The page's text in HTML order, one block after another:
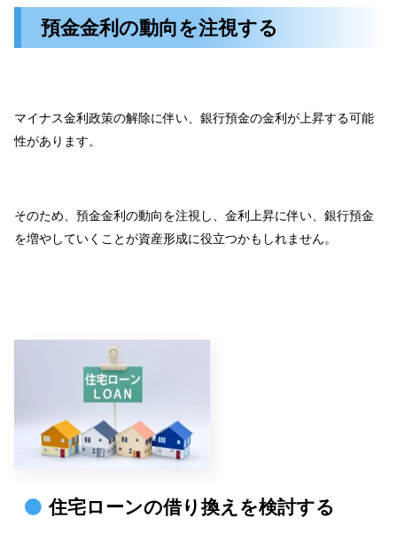
預金金利の動向を注視する
マイナス金利政策の解除に伴い、銀行預金の金利が上昇する可能
性があります。
そのため、預金金利の動向を注視し、金利上昇に伴い、銀行預金
を増やしていくことが資産形成に役立つかもしれません。
住宅ローンの借り換えを検討する